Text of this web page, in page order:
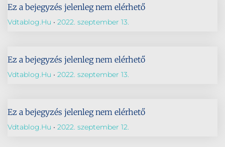
Ez a bejegyzés jelenleg nem elérhető
Vdtablog.hu 2022. szeptember 13.
Ez a bejegyzés jelenleg nem elérhető
Vdtablog.hu 2022. szeptember 13.
Ez a bejegyzés jelenleg nem elérhető
Vdtablog.hu 2022. szeptember 12.